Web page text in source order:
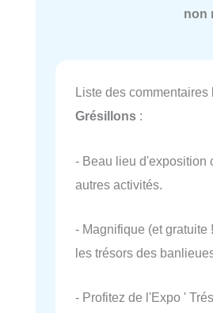
non
Liste des commentaires
Grésillons :
- Beau lieu d'exposition
autres activités.
- Magnifique (et gratuite
les trésors des
- Profitez de l'Expo '